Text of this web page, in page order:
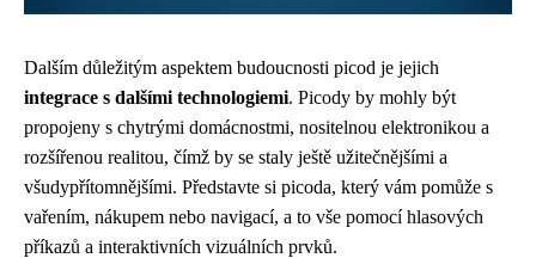
Dalším důležitým aspektem budoucnosti picod je jejich
integrace s dalšími technologiemi. Picody by mohly být
propojeny s chytrými domácnostmi, nositelnou elektronikou a
rozšířenou realitou, čímž by se staly ještě užitečnějšími a
všudypřítomnějšími. Představte si picoda, který vám pomůže s
vařením, nákupem nebo navigací, a to vše pomocí hlasových
příkazů a interaktivních vizuálních prvků.